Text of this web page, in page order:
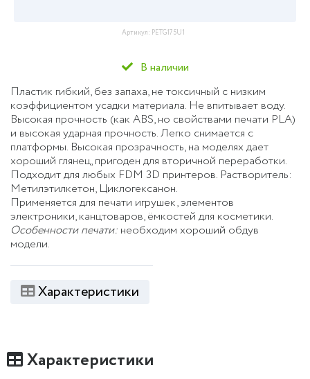
В наличии
Пластик гибкий, без запаха, не токсичный с низким
коэффициентом усадки материала. Не впитывает воду.
Высокая прочность (как ABS, но свойствами печати PLA)
и высокая ударная прочность. Легко снимается с
платформы. Высокая прозрачность, на моделях дает
хороший глянец, пригоден для вторичной переработки.
Подходит для любых FDM 3D принтеров. Растворитель:
Метилэтилкетон, Циклогексанон.
Применяется для печати игрушек, элементов
электроники, канцтоваров, ёмкостей для косметики.
Особенности печати: необходим хороший обдув
модели.
Характеристики
Артикул: PETG175U1
Характеристики